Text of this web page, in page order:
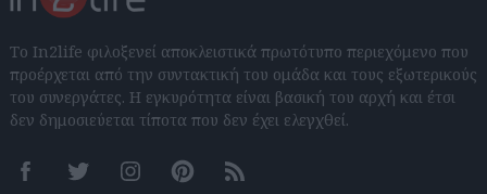
Το In2life φιλοξενεί αποκλειστικά πρωτότυπο περιεχόμενο που
προέρχεται από την συντακτική του ομάδα και τους εξωτερικούς
του συνεργάτες. Η εγκυρότητα είναι βασική του αρχή και έτσι
δεν δημοσιεύεται τίποτα που δεν έχει ελεγχθεί.
FacebookTwitter InstagramPinterestRSS feeds